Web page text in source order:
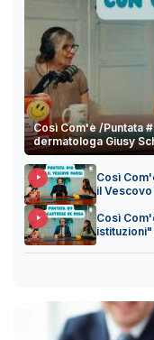
Così Com'è /Puntata
dermatologa Giusy
Così
il
Così